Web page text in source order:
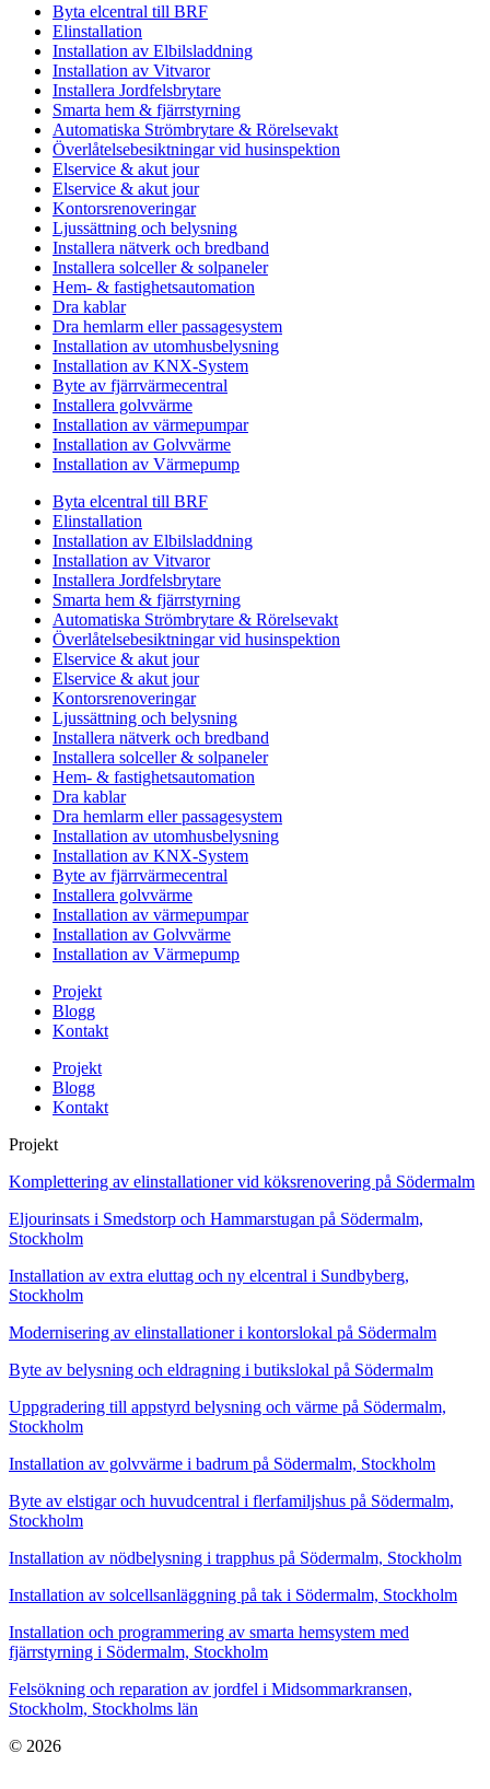
Byta elcentral till BRF
Elinstallation
Installation av Elbilsladdning
Installation av Vitvaror
Installera Jordfelsbrytare
Smarta hem & fjärrstyrning
Automatiska Strömbrytare & Rörelsevakt
Överlåtelsebesiktningar vid husinspektion
Elservice & akut jour
Elservice & akut jour
Kontorsrenoveringar
Ljussättning och belysning
Installera nätverk och bredband
Installera solceller & solpaneler
Hem- & fastighetsautomation
Dra kablar
Dra hemlarm eller passagesystem
Installation av utomhusbelysning
Installation av KNX-System
Byte av fjärrvärmecentral
Installera golvvärme
Installation av värmepumpar
Installation av Golvvärme
Installation av Värmepump
Byta elcentral till BRF
Elinstallation
Installation av Elbilsladdning
Installation av Vitvaror
Installera Jordfelsbrytare
Smarta hem & fjärrstyrning
Automatiska Strömbrytare & Rörelsevakt
Överlåtelsebesiktningar vid husinspektion
Elservice & akut jour
Elservice & akut jour
Kontorsrenoveringar
Ljussättning och belysning
Installera nätverk och bredband
Installera solceller & solpaneler
Hem- & fastighetsautomation
Dra kablar
Dra hemlarm eller passagesystem
Installation av utomhusbelysning
Installation av KNX-System
Byte av fjärrvärmecentral
Installera golvvärme
Installation av värmepumpar
Installation av Golvvärme
Installation av Värmepump
Projekt
Blogg
Kontakt
Projekt
Blogg
Kontakt
Projekt
Komplettering av elinstallationer vid köksrenovering på Södermalm
Eljourinsats i Smedstorp och Hammarstugan på Södermalm,
Stockholm
Installation av extra eluttag och ny elcentral i Sundbyberg,
Stockholm
Modernisering av elinstallationer i kontorslokal på Södermalm
Byte av belysning och eldragning i butikslokal på Södermalm
Uppgradering till appstyrd belysning och värme på Södermalm,
Stockholm
Installation av golvvärme i badrum på Södermalm, Stockholm
Byte av elstigar och huvudcentral i flerfamiljshus på Södermalm,
Stockholm
Installation av nödbelysning i trapphus på Södermalm, Stockholm
Installation av solcellsanläggning på tak i Södermalm, Stockholm
Installation och programmering av smarta hemsystem med
fjärrstyrning i Södermalm, Stockholm
Felsökning och reparation av jordfel i Midsommarkransen,
Stockholm, Stockholms län
© 2026